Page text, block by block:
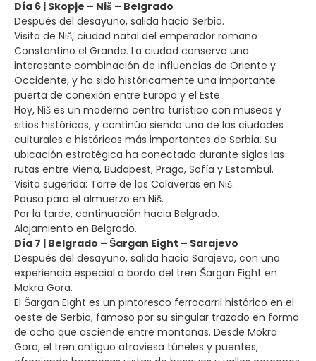
Día 6 | Skopje – Niš – Belgrado
Después del desayuno, salida hacia Serbia.
Visita de Niš, ciudad natal del emperador romano
Constantino el Grande. La ciudad conserva una
interesante combinación de influencias de Oriente y
Occidente, y ha sido históricamente una importante
puerta de conexión entre Europa y el Este.
Hoy, Niš es un moderno centro turístico con museos y
sitios históricos, y continúa siendo una de las ciudades
culturales e históricas más importantes de Serbia. Su
ubicación estratégica ha conectado durante siglos las
rutas entre Viena, Budapest, Praga, Sofía y Estambul.
Visita sugerida: Torre de las Calaveras en Niš.
Pausa para el almuerzo en Niš.
Por la tarde, continuación hacia Belgrado.
Alojamiento en Belgrado.
Día 7 | Belgrado – Šargan Eight – Sarajevo
Después del desayuno, salida hacia Sarajevo, con una
experiencia especial a bordo del tren Šargan Eight en
Mokra Gora.
El Šargan Eight es un pintoresco ferrocarril histórico en el
oeste de Serbia, famoso por su singular trazado en forma
de ocho que asciende entre montañas. Desde Mokra
Gora, el tren antiguo atraviesa túneles y puentes,